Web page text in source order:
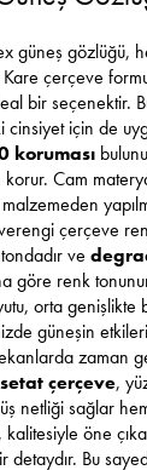
güneş gözlüğü,
çerçeve
bir seçenektir.
cinsiyet için de
koruması
korur. Cam
malzemeden
çerçeve
ve
göre renk
orta genişlikte
güneşin
zaman
çerçeve,
netliği sağlar
kalitesiyle öne
Bu